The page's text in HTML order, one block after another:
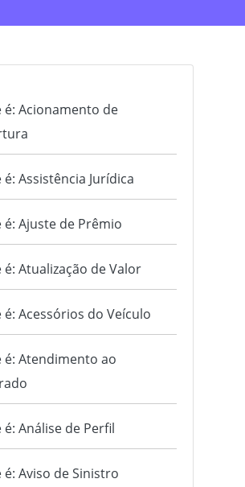
é: Acionamento de
é: Assistência Jurídica
é: Ajuste de Prêmio
é: Atualização de Valor
é: Acessórios do Veículo
é: Atendimento ao
é: Análise de Perfil
é: Aviso de Sinistro